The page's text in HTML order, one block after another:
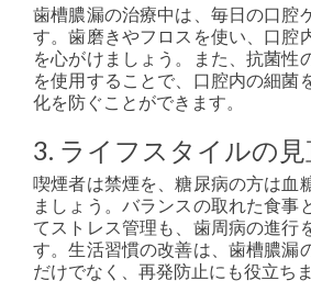
歯槽膿漏の治療中は、毎日の口腔
す。歯磨きやフロスを使い、口腔
を心がけましょう。また、抗菌性
を使用することで、口腔内の細菌
化を防ぐことができます。
3. ライフスタイルの見
喫煙者は禁煙を、糖尿病の方は血
ましょう。バランスの取れた食事
てストレス管理も、歯周病の進行
す。生活習慣の改善は、歯槽膿漏
だけでなく、再発防止にも役立ちま